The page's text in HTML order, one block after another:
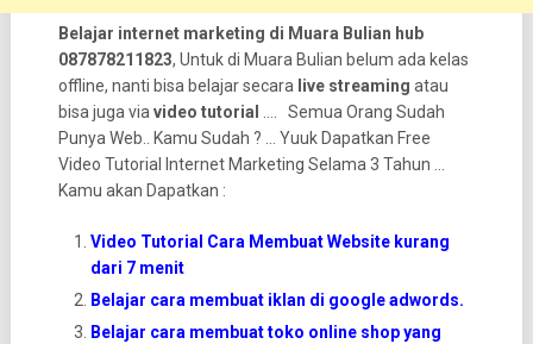
Belajar internet marketing di Muara Bulian hub
087878211823, Untuk di Muara Bulian belum ada kelas
offline, nanti bisa belajar secara live streaming atau
bisa juga via video tutorial
…. Semua Orang Sudah
Punya Web.. Kamu Sudah ? … Yuuk Dapatkan Free
Video Tutorial Internet Marketing Selama 3 Tahun …
Kamu akan Dapatkan :
Video Tutorial Cara Membuat Website kurang
dari 7 menit
Belajar cara membuat iklan di google adwords.
Belajar cara membuat toko online shop yang